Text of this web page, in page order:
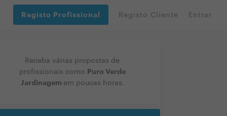
Registo Profissional Registo Cliente Entrar
Receba várias propostas de
profissionais como Puro Verde
Jardinagem em poucas horas.